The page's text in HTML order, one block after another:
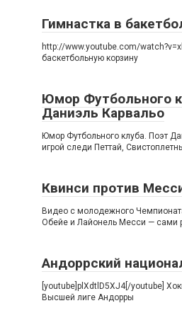
Гимнастка в
http://www.youtube.com/
баскетбольную корзину
Юмор Футбольного
Даниэль Карвальо
Юмор Футбольного клуба. Поэт
игрой следи Петтай,
Квинси против
Видео с молодежного
Обейе и Лайонель Месси — сами
Андоррский
[youtube]plXdtlD5XJ4[/youtube]
Высшей лиге Андорры